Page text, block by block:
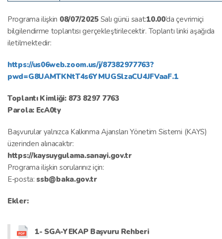
Programa ilişkin 08/07/2025Salı günü saat:10.00’da çevrimiçi
bilgilendirme toplantısı gerçekleştirilecektir. Toplantı linki aşağıda
iletilmektedir:
https://us06web.zoom.us/j/87382977763?
pwd=G8UAMTKNtT4s6YMUGSlzaCU4JFVaaF.1
Toplantı Kimliği: 873 8297 7763
Parola: EcA0ty
Başvurular yalnızca Kalkınma Ajansları Yönetim Sistemi (KAYS)
üzerinden alınacaktır:
https://kaysuygulama.sanayi.gov.tr
Programa ilişkin sorularınız için:
E-posta: ssb@baka.gov.tr
Ekler:
1- SGA-YEKAP Başvuru Rehberi